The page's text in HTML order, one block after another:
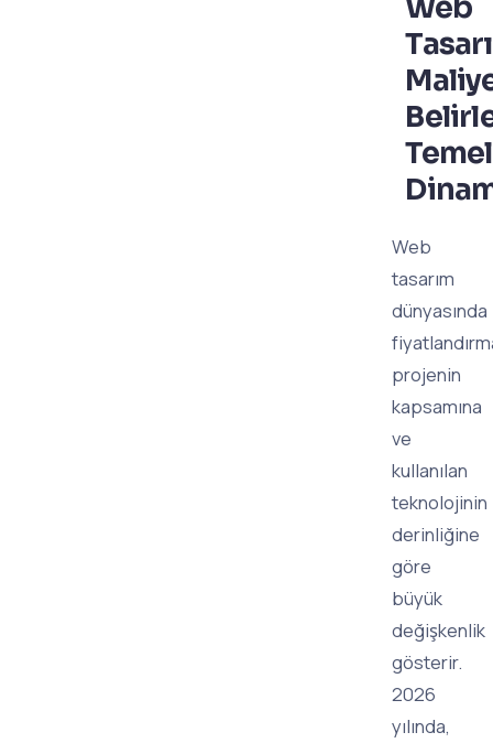
Web
Temel
Web
tasarım
dünyasında
projenin
kapsamına
ve
kullanılan
teknolojinin
derinliğine
göre
büyük
değişkenlik
gösterir.
2026
yılında,